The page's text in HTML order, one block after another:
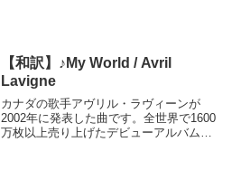
【和訳】♪My World / Avril
Lavigne
カナダの歌手アヴリル・ラヴィーンが
2002年に発表した曲です。全世界で1600
万枚以上売り上げたデビューアルバム